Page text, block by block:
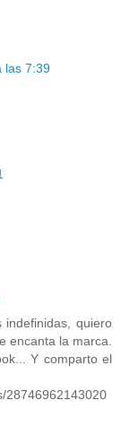
las 7:39
quiero
encanta la marca.
Y comparto el
28746962143020